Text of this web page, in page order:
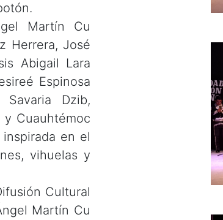
Martín Cu
Herrera, José
Abigail Lara
Espinosa
Dzib,
y Cuauhtémoc
en el
vihuelas y
Cultural
Martín Cu